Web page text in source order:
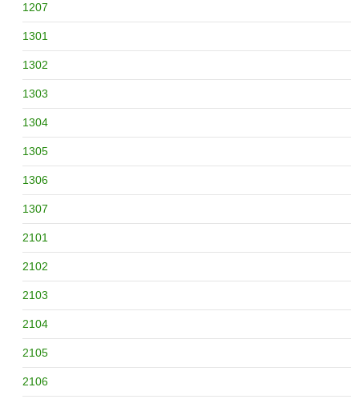
1207
1301
1302
1303
1304
1305
1306
1307
2101
2102
2103
2104
2105
2106